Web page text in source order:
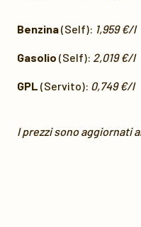
Benzina(Self): 1,959 €/l
Gasolio (Self): 2,019 €/l
GPL (Servito): 0,749 €/l
I prezzi sono aggiornati